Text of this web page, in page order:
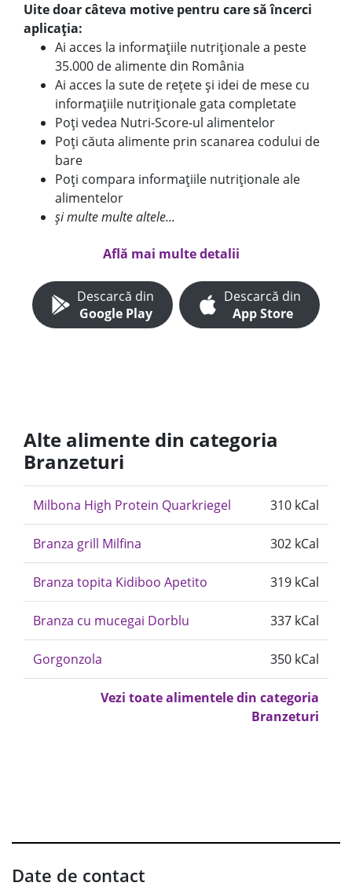
Uite doar câteva motive pentru care să încerci
aplicația:
Ai acces la informațiile nutriționale a peste
35.000 de alimente din România
Ai acces la sute de rețete și idei de mese cu
informațiile nutriționale gata completate
Poți vedea Nutri-Score-ul alimentelor
Poți căuta alimente prin scanarea codului de
bare
Poți compara informațiile nutriționale ale
alimentelor
și multe multe altele...
Află mai multe detalii
Descarcă din
Google Play
Descarcă din
App Store
Alte alimente din categoria
Branzeturi
Milbona High Protein Quarkriegel 310 kCal
Branza grill Milfina 302 kCal
Branza topita Kidiboo Apetito 319 kCal
Branza cu mucegai Dorblu 337 kCal
Gorgonzola 350 kCal
Vezi toate alimentele din categoria
Branzeturi
Date de contact